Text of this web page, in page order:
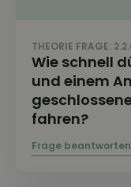
THEORIE FRAGE:
Wie schnell
und einem
fahren?